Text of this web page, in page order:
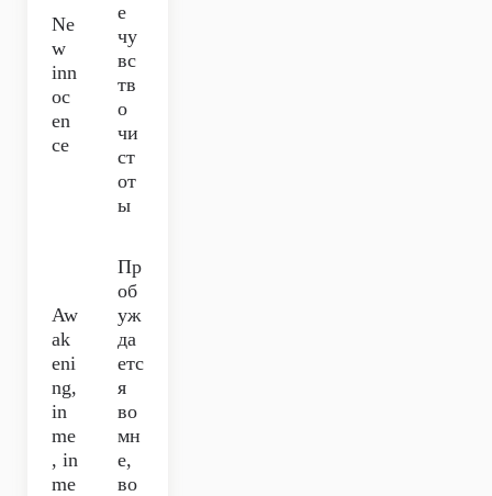
Ne
w
inn
oc
en
ce
е
чу
вс
тв
о
чи
ст
от
ы
Aw
ak
eni
ng,
in
me
, in
me
Пр
об
уж
да
етс
я
во
мн
е,
во